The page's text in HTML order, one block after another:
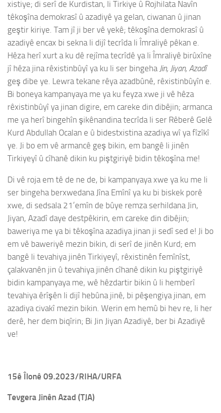
xistiye; di serî de Kurdistan, li Tirkiye û Rojhilata Navîn
têkoşîna demokrasî û azadiyê ya gelan, ciwanan û jinan
geştir kiriye. Tam jî ji ber vê yekê; têkoşîna demokrasî û
azadiyê encax bi sekna li dijî tecrîda li Îmraliyê pêkan e.
Hêza herî xurt a ku dê rejîma tecrîdê ya li Îmraliyê birûxîne
jî hêza jina rêxistinbûyî ya ku li ser bingeha Jin, Jiyan, Azadî
geş dibe ye. Lewra tekane rêya azadbûnê, rêxistinbûyîn e.
Bi boneya kampanyaya me ya ku feyza xwe ji vê hêza
rêxistinbûyî ya jinan digire, em careke din dibêjin; armanca
me ya herî bingehîn şikênandina tecrîda li ser Rêberê Gelê
Kurd Abdullah Ocalan e û bidestxistina azadiya wî ya fîzîkî
ye. Ji bo em vê armancê geş bikin, em bangê li jinên
Tirkiyeyî û cîhanê dikin ku piştgiriyê bidin têkoşîna me!
Di vê roja em tê de ne de, bi kampanyaya xwe ya ku me li
ser bingeha berxwedana Jîna Emînî ya ku bi biskek porê
xwe, di sedsala 21’emîn de bûye remza serhildana Jin,
Jiyan, Azadî daye destpêkirin, em careke din dibêjin;
baweriya me ya bi têkoşîna azadiya jinan ji sedî sed e! Ji bo
em vê baweriyê mezin bikin, di serî de jinên Kurd; em
bangê li tevahiya jinên Tirkiyeyî, rêxistinên femînîst,
çalakvanên jin û tevahiya jinên cîhanê dikin ku piştgiriyê
bidin kampanyaya me, wê hêzdartir bikin û li hemberî
tevahiya êrîşên li dijî hebûna jinê, bi pêşengiya jinan, em
azadiya civakî mezin bikin. Werin em hemû bi hev re, li her
derê, her dem biqîrin; Bi Jin Jiyan Azadiyê, ber bi Azadiyê
ve!
15ê Îlonê 09.2023/RIHA/URFA
Tevgera Jinên Azad (TJA)